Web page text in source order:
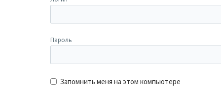
Пароль
Запомнить меня на этом компьютере